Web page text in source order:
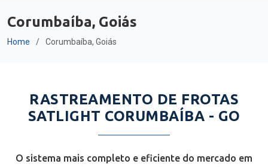
Corumbaíba, Goiás
Home Corumbaíba, Goiás
RASTREAMENTO DE FROTAS
SATLIGHT CORUMBAÍBA - GO
O sistema mais completo e eficiente do mercado em